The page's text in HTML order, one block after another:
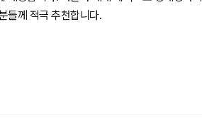
들께 적극 추천합니다.